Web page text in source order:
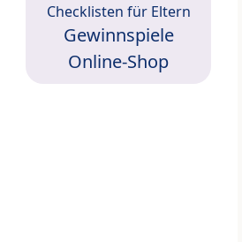
Checklisten für Eltern
Gewinnspiele
Online-Shop